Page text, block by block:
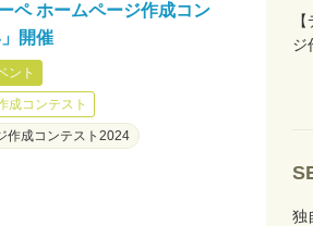
ペ ホームページ作成コン
開催
ント
成コンテスト
作成コンテスト2024
ジ
独